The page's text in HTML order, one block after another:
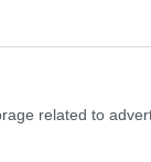
related to
ομίλου
του